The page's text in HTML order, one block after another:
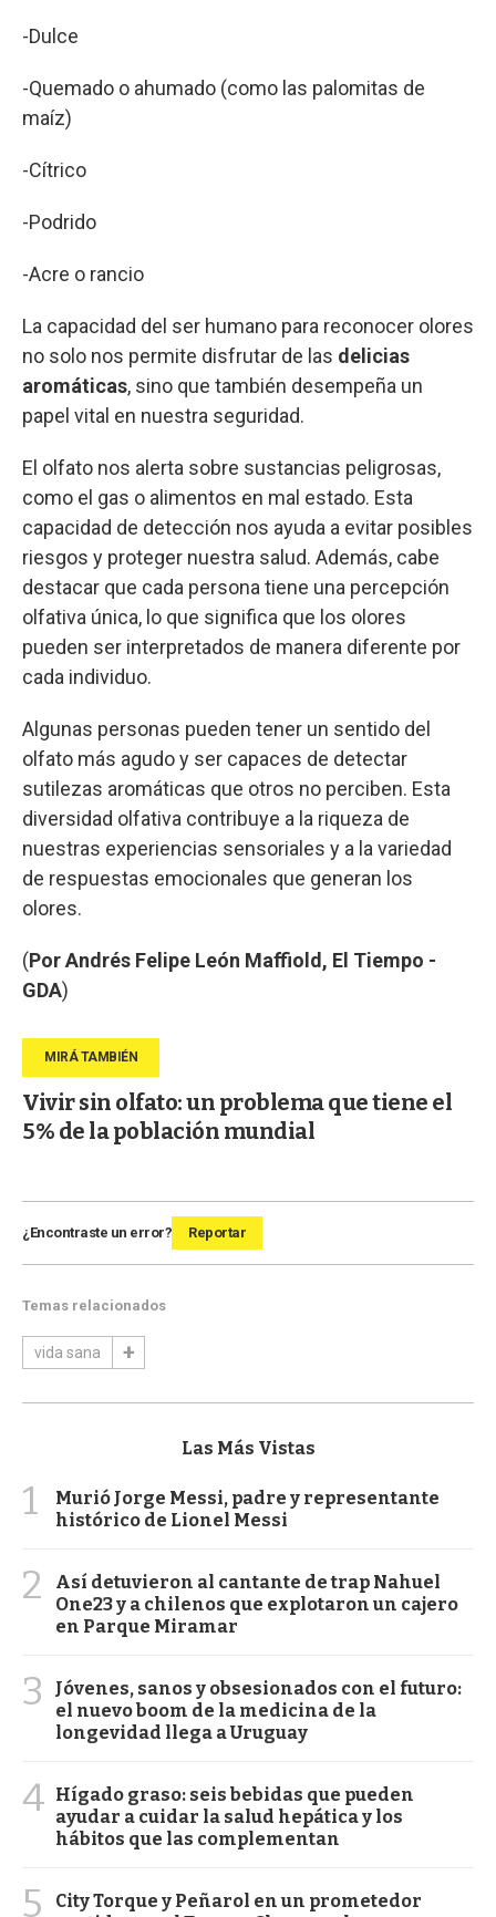
-Dulce
-Quemado o ahumado (como las palomitas de
maíz)
-Cítrico
-Podrido
-Acre o rancio
La capacidad del ser humano para reconocer olores
no solo nos permite disfrutar de las delicias
aromáticas, sino que también desempeña un
papel vital en nuestra seguridad.
El olfato nos alerta sobre sustancias peligrosas,
como el gas o alimentos en mal estado. Esta
capacidad de detección nos ayuda a evitar posibles
riesgos y proteger nuestra salud. Además, cabe
destacar que cada persona tiene una percepción
olfativa única, lo que significa que los olores
pueden ser interpretados de manera diferente por
cada individuo.
Algunas personas pueden tener un sentido del
olfato más agudo y ser capaces de detectar
sutilezas aromáticas que otros no perciben. Esta
diversidad olfativa contribuye a la riqueza de
nuestras experiencias sensoriales y a la variedad
de respuestas emocionales que generan los
olores.
(Por Andrés Felipe León Maffiold, El Tiempo -
GDA)
Vivir sin olfato: un problema que tiene el
5% de la población mundial
¿Encontraste un error? Reportar
Temas relacionados
vida sana
Las Más Vistas
1
Murió Jorge Messi, padre y representante
histórico de Lionel Messi
2
Así detuvieron al cantante de trap Nahuel
One23 y a chilenos que explotaron un cajero
en Parque Miramar
3
Jóvenes, sanos y obsesionados con el futuro:
el nuevo boom de la medicina de la
longevidad llega a Uruguay
4 Hígado graso: seis bebidas que pueden
ayudar a cuidar la salud hepática y los
hábitos que las complementan
5
City Torque y Peñarol en un prometedor